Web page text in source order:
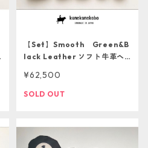
【Set】Smooth Green&B
lack Leather ソフト牛革ヘ
のにつき再販不可】
¥62,500
SOLD OUT